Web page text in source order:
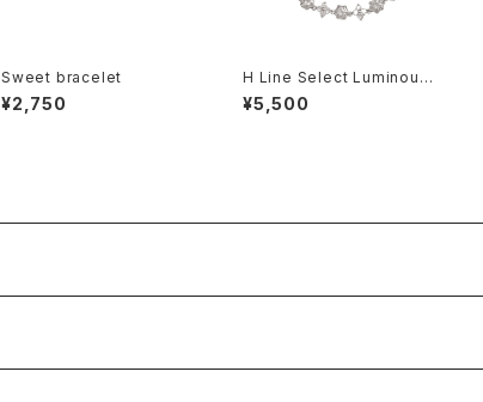
Sweet bracelet
¥2,750
H Line Select Luminous
Floral Chain Bracelet
¥5,500